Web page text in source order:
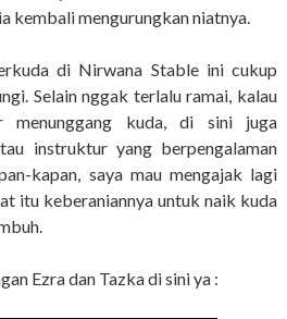
kembali mengurungkan niatnya.
di Nirwana Stable ini cukup
Selain nggak terlalu ramai, kalau
menunggang kuda, di sini juga
instruktur yang berpengalaman
kapan, saya mau mengajak lagi
itu keberaniannya untuk naik kuda
Ezra dan Tazka di sini ya :